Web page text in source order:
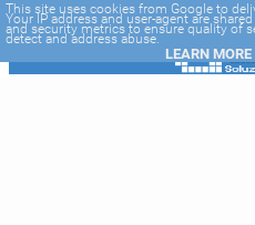
-->
This site uses cookies from Google to
Your IP address and user-agent are
and security metrics to ensure quality of
detect and address abuse.
LEARN MORE